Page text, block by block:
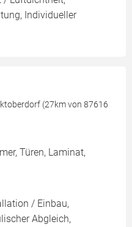
Individueller
(27km von 87616
Türen, Laminat,
/ Einbau,
Abgleich,